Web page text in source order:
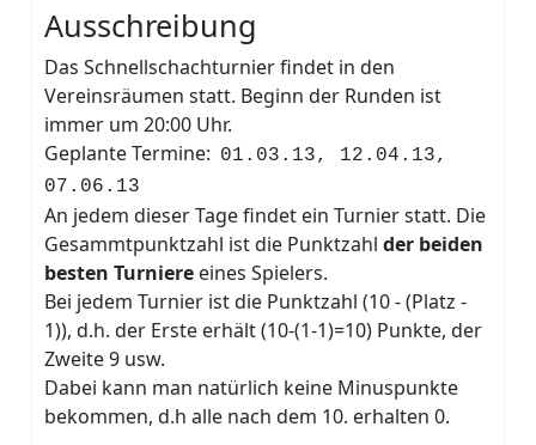
Ausschreibung
Das Schnellschachturnier findet in den
Vereinsräumen statt. Beginn der Runden ist
immer um 20:00 Uhr.
Geplante Termine: 01.03.13, 12.04.13,
07.06.13
An jedem dieser Tage findet ein Turnier statt. Die
Gesammtpunktzahl ist die Punktzahlder beiden
besten Turniere eines Spielers.
Bei jedem Turnier ist die Punktzahl (10 - (Platz -
1)), d.h. der Erste erhält (10-(1-1)=10) Punkte, der
Zweite 9 usw.
Dabei kann man natürlich keine Minuspunkte
bekommen, d.h alle nach dem 10. erhalten 0.